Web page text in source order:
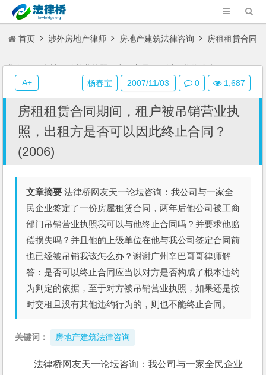
首页 涉外房地产律师 房地产建筑法律咨询 房租租赁合同
期间，租户被吊销营业执照，出租方是否可以因此终止合同？(2006)
房租租赁合同期间，租户被吊销营业执
照，出租方是否可以因此终止合同？
(2006)
文章摘要 法律桥网友天一论坛咨询：我公司与一家全
民企业签定了一份房屋租赁合同，两年后他公司被工商
部门吊销营业执照我可以与他终止合同吗？并要求他赔
偿损失吗？并且他的上级单位在他与我公司签定合同前
也已经被吊销我该怎么办？谢谢广州辛巴哥哥律师解
答：是否可以终止合同应当以对方是否构成了根本违约
为判定的依据，至于对方被吊销营业执照，如果还是按
时交租且没有其他违约行为的，则也不能终止合同。
关键词： 房地产建筑法律咨询
法律桥网友天一论坛咨询：我公司与一家全民企业
杨春宝 2007/11/03 0 1,687
A+